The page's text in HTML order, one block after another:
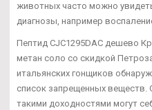
животных часто можно
диагнозы, например
Пептид CJC1295DAC дешево
метан соло со скидкой
итальянских гонщиков
список запрещенных веществ.
такими доходностями могут